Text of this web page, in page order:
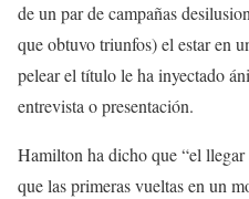
de un par de campañas
que obtuvo triunfos) el estar en
pelear el título le ha inyectado
entrevista o presentación.
Hamilton ha dicho que “el
que las primeras vueltas en un